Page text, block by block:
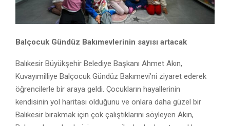
Balçocuk Gündüz Bakımevlerinin sayısı artacak
Balıkesir Büyükşehir Belediye Başkanı Ahmet Akın,
Kuvayımilliye Balçocuk Gündüz Bakımevi’ni ziyaret ederek
öğrencilerle bir araya geldi. Çocukların hayallerinin
kendisinin yol haritası olduğunu ve onlara daha güzel bir
Balıkesir bırakmak için çok çalıştıklarını söyleyen Akın,